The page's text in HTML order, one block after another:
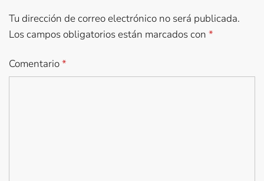
Tu dirección de correo electrónico no será publicada.
Los campos obligatorios están marcados con *
Comentario*